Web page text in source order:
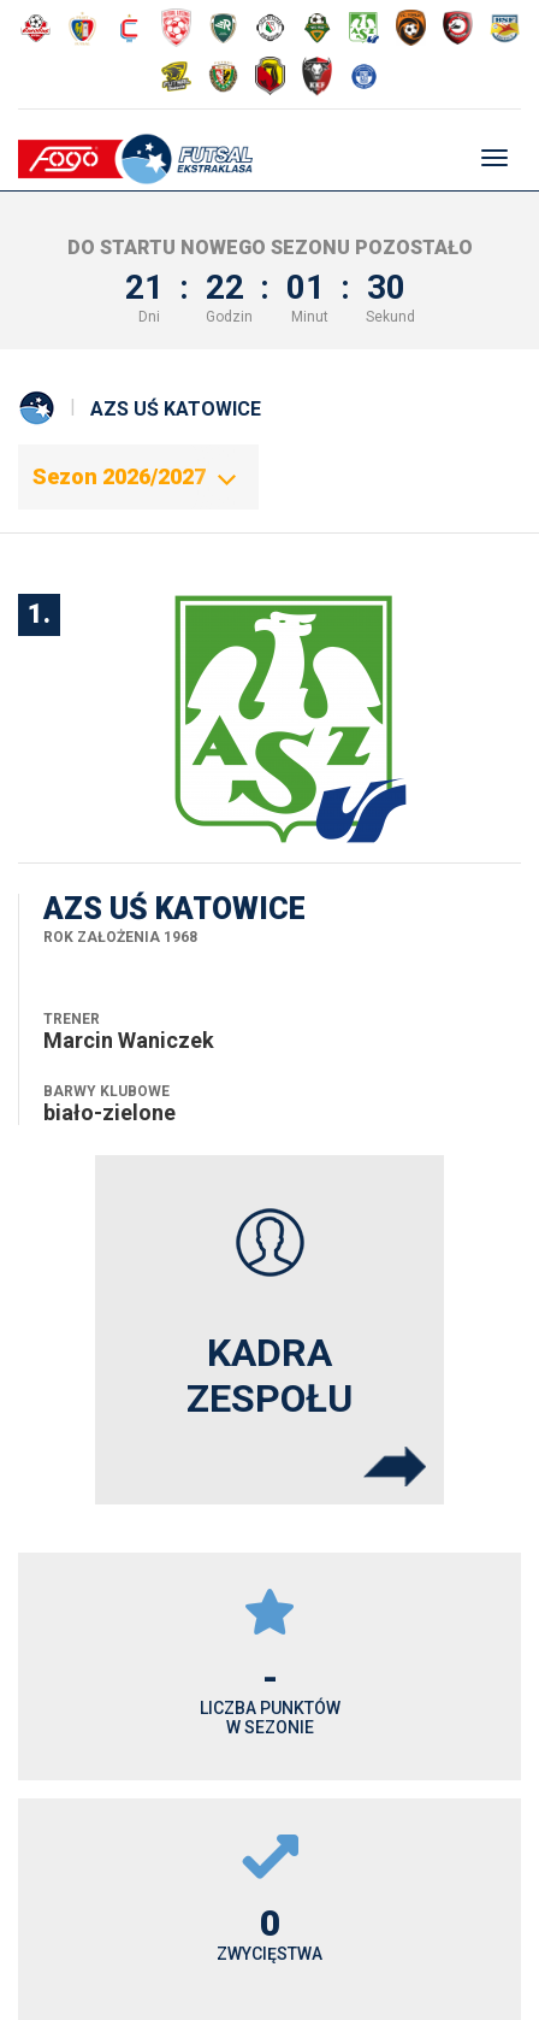
DO STARTU NOWEGO SEZONU POZOSTAŁO
21 : 22 : 01 : 29
Dni Godzin Minut Sekund
AZS UŚ KATOWICE
Sezon 2026/2027
Sezon 2018/2019
Sezon 2020/2021
Sezon 2024/2025
Sezon 2025/2026
1.
AZS UŚ KATOWICE
ROK ZAŁOŻENIA 1968
TRENER
Marcin Waniczek
BARWY KLUBOWE
biało-zielone
KADRA
ZESPOŁU
-
LICZBA PUNKTÓW
W SEZONIE
0
ZWYCIĘSTWA